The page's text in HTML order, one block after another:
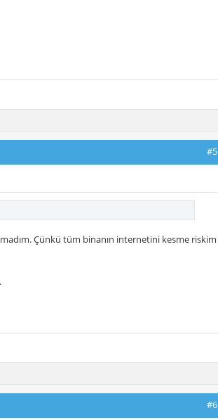
#5
Çünkü tüm binanın internetini kesme riskim
#6